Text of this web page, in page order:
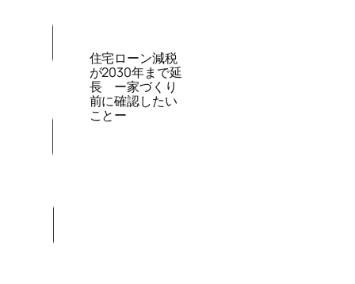
住宅ローン減税
が2030年まで延
長 ー家づくり
前に確認したい
ことー